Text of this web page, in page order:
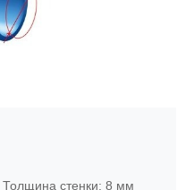
Толщина стенки: 8 мм